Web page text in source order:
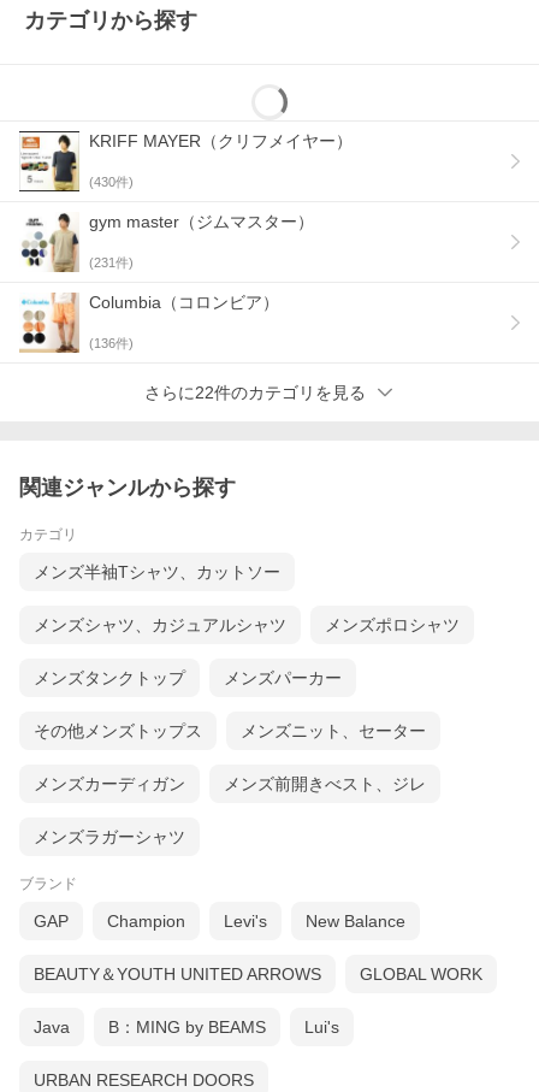
カテゴリから探す
KRIFF MAYER（クリフメイヤー）
(430件)
gym master（ジムマスター）
(231件)
Columbia（コロンビア）
(136件)
さらに22件のカテゴリを見る
関連ジャンルから探す
カテゴリ
メンズ半袖Tシャツ、カットソー
メンズシャツ、カジュアルシャツ メンズポロシャツ
メンズタンクトップ メンズパーカー
その他メンズトップス メンズニット、セーター
メンズカーディガン メンズ前開きべスト、ジレ
メンズラガーシャツ
ブランド
GAP Champion Levi's New Balance
BEAUTY＆YOUTH UNITED ARROWS GLOBAL WORK
Java B：MING by BEAMS Lui's
URBAN RESEARCH DOORS